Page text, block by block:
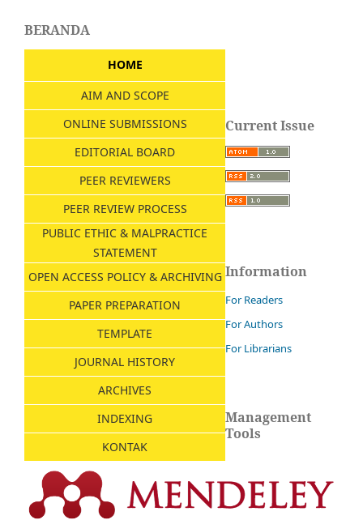
BERANDA
HOME
AIM AND SCOPE
ONLINE SUBMISSIONS
EDITORIAL BOARD
PEER REVIEWERS
PEER REVIEW PROCESS
PUBLIC ETHIC & MALPRACTICE
STATEMENT
OPEN ACCESS POLICY & ARCHIVING
PAPER PREPARATION
TEMPLATE
JOURNAL HISTORY
ARCHIVES
INDEXING
KONTAK
Current Issue
Information
For Readers
For Authors
For Librarians
Management
Tools